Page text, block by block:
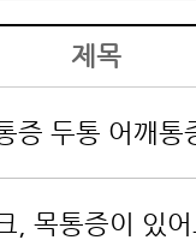
제목
증 두통 어깨통
, 목통증이 있